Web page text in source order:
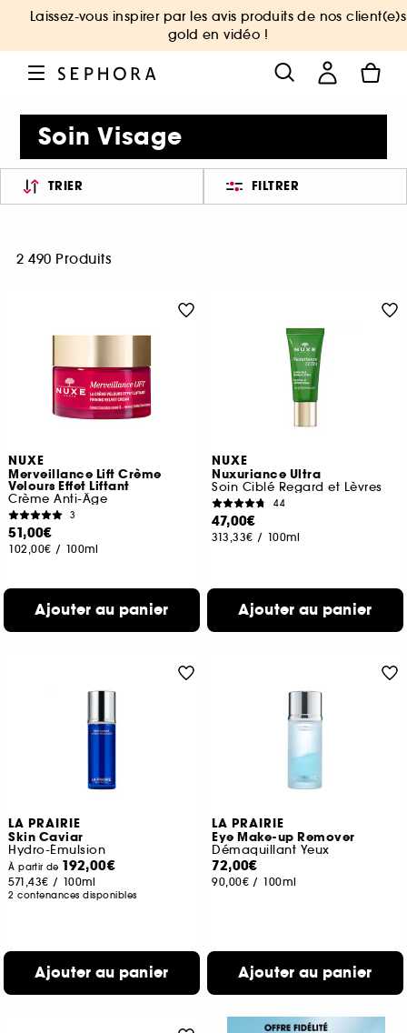
Laissez-vous inspirer par les avis produits de nos client(e)s
gold en vidéo !
Soin Visage
TRIER FILTRER
2 490 Produits
NUXE
Merveillance Lift Crème
Velours Effet Liftant
Crème Anti-Âge
3
51,00€
102,00€ / 100ml
Ajouter au panier
NUXE
Nuxuriance Ultra
Soin Ciblé Regard et Lèvres
44
47,00€
313,33€ / 100ml
Ajouter au panier
LA PRAIRIE
Skin Caviar
Hydro-Émulsion
À partir de 192,00€
571,43€ / 100ml
2 contenances disponibles
Ajouter au panier
LA PRAIRIE
Eye Make-up Remover
Démaquillant Yeux
72,00€
90,00€ / 100ml
Ajouter au panier